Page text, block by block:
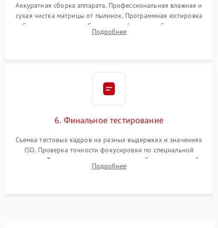
Аккуратная сборка аппарата. Профессиональная влажная и
сухая чистка матрицы от пылинок. Программная юстировка
рабочего отрезка, калибровка автофокуса, стабилизатора и
экспозамера с помощью сервисного ПО.
Подробнее
6. Финальное тестирование
Съемка тестовых кадров на разных выдержках и значениях
ISO. Проверка точности фокусировки по специальной
мишени. Тест записи на карту памяти, работы встроенной
вспышки, микрофона и всех кнопок управления.
Подробнее